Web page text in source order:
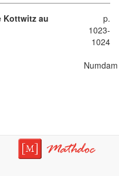
Kottwitz au
p.
1023-
1024
Numdam